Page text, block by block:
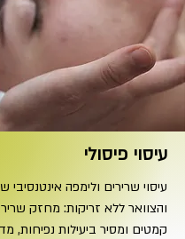
עיסוי פיסולי
עיסוי שרירים ולימפה אינטנסיבי
והצוואר ללא זריקות: מחזק
קמטים ומסיר ביעילות נפיחות,